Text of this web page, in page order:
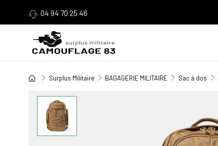
04 94 70 25 46
Surplus Militaire BAGAGERIE MILITAIRE Sac à dos